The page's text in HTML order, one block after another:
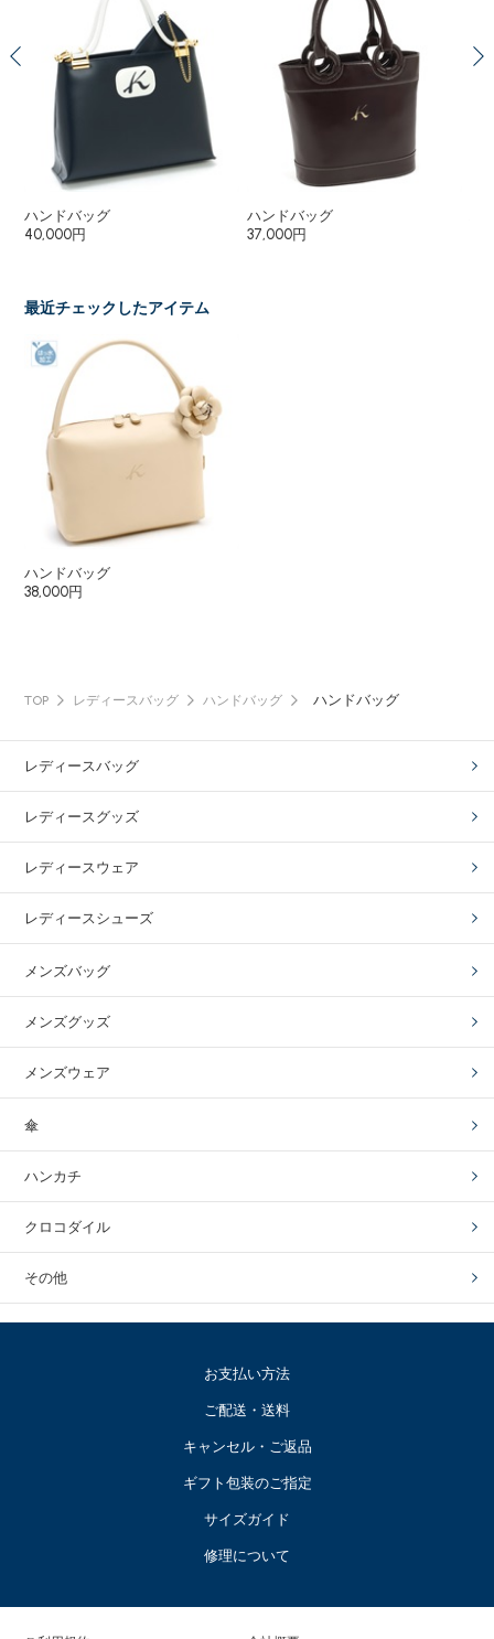
ハンドバッグ
40,000円
ハンドバッグ
37,000円
最近チェックしたアイテム
ハンドバッグ
38,000円
TOP レディースバッグ ハンドバッグ ハンドバッグ
レディースバッグ
レディースグッズ
レディースウェア
レディースシューズ
メンズバッグ
メンズグッズ
メンズウェア
傘
ハンカチ
クロコダイル
その他
お支払い方法
ご配送・送料
キャンセル・ご返品
ギフト包装のご指定
サイズガイド
修理について